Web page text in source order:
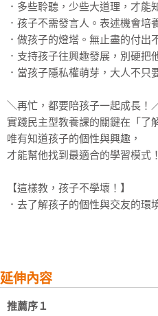
．多些聆聽，少些大道理，才能
．孩子不需發言人。表述機會培
．做孩子的燈塔。無止盡的付出
．支持孩子往興趣發展，別硬把
．當孩子隱私權萌芽，大人不只
＼再忙，都要陪孩子一起成長！
實踐民主型教養課的關鍵在「了
唯有知道孩子的個性與興趣，
才能幫他找到最適合的學習模式！
【這樣教，孩子不學壞！】
．去了解孩子的個性與交友的環
．每天抽出固定的時間與孩子相處
．培養孩子良好的人生態度與習
．教孩子競爭不如教他合作的重要
延伸內容
推薦序１